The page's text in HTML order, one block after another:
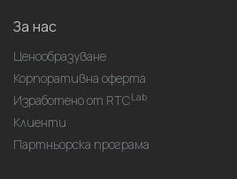
За нас
Ценообразуване
Корпоративна оферта
Изработено от RTCLab
Клиенти
Партньорска програма